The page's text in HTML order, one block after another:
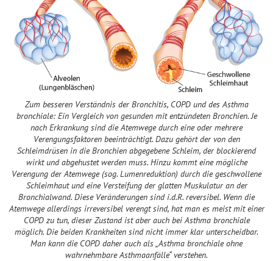
Zum besseren Verständnis der Bronchitis, COPD und des Asthma
bronchiale: Ein Vergleich von gesunden mit entzündeten Bronchien. Je
nach Erkrankung sind die Atemwege durch eine oder mehrere
Verengungsfaktoren beeinträchtigt. Dazu gehört der von den
Schleimdrüsen in die Bronchien abgegebene Schleim, der blockierend
wirkt und abgehustet werden muss. Hinzu kommt eine mögliche
Verengung der Atemwege (sog. Lumenreduktion) durch die geschwollene
Schleimhaut und eine Versteifung der glatten Muskulatur an der
Bronchialwand. Diese Veränderungen sind i.d.R. reversibel. Wenn die
Atemwege allerdings irreversibel verengt sind, hat man es meist mit einer
COPD zu tun, dieser Zustand ist aber auch bei Asthma bronchiale
möglich. Die beiden Krankheiten sind nicht immer klar unterscheidbar.
Man kann die COPD daher auch als „Asthma bronchiale ohne
wahrnehmbare Asthmaanfälle“ verstehen.